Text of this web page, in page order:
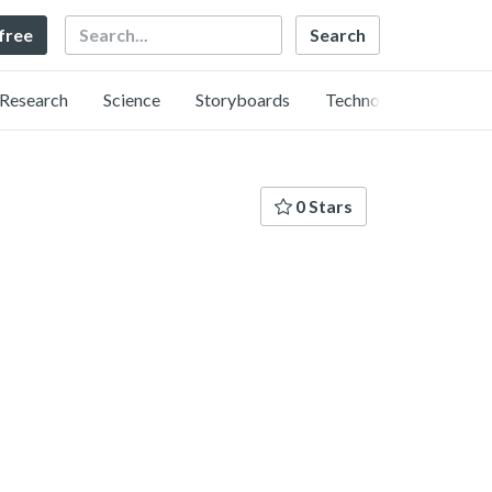
Search
Research Science Storyboards Technology
0 Stars